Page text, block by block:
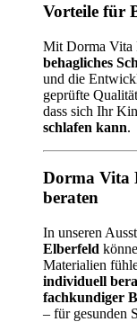
Vorteile für
Mit Dorma Vita
behagliches
und die
geprüfte
dass sich Ihr
schlafen kann.
Dorma Vita
beraten
In unseren
Elberfeld
Materialien
individuell
fachkundiger
– für gesunden